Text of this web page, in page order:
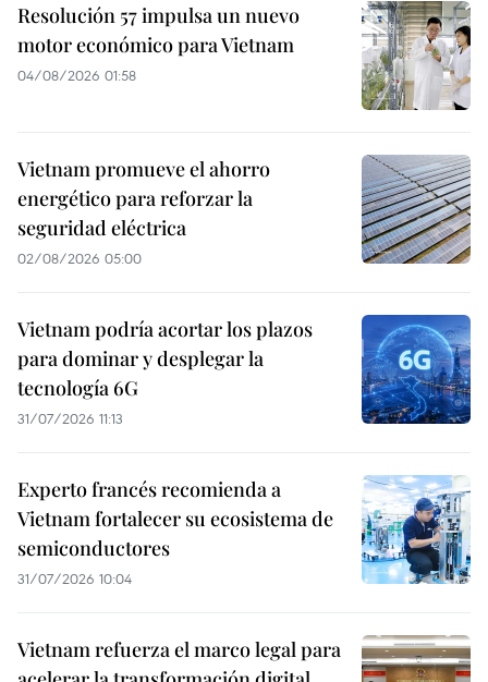
Resolución 57 impulsa un nuevo
motor económico para Vietnam
04/08/2026 01:58
Vietnam promueve el ahorro
energético para reforzar la
seguridad eléctrica
02/08/2026 05:00
Vietnam podría acortar los plazos
para dominar y desplegar la
tecnología 6G
31/07/2026 11:13
Experto francés recomienda a
Vietnam fortalecer su ecosistema de
semiconductores
31/07/2026 10:04
Vietnam refuerza el marco legal para